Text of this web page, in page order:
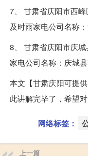
7、 甘肃省庆阳市西
及时雨家电公司名称
8、 甘肃省庆阳市庆
家电公司名称：庆城
本文【甘肃庆阳可提
此讲解完毕了，希望对
网络标签：
上一篇